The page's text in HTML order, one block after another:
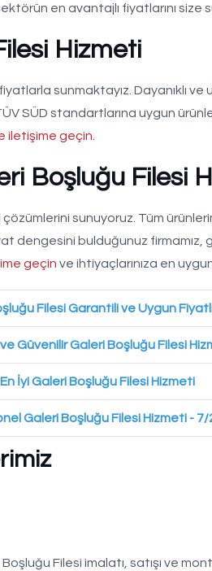
en avantajlı fiyatlarını size
Hizmeti
sunmaktayız. Dayanıklı ve
SÜD standartlarına uygun
iletişime geçin
Boşluğu Filesi
sunuyoruz. Tüm
dengesini bulduğunuz firmamız,
geçin ve ihtiyaçlarınıza en
Filesi Garantili ve Uygun
ve Güvenilir Galeri Boşluğu Filesi
En İyi Galeri Boşluğu Filesi Hizmeti
Galeri Boşluğu Filesi Hizmeti -
Filesi imalatı, satışı ve